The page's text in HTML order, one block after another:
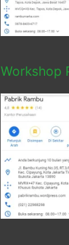
Workshop